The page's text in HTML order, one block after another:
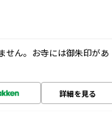
せん。お寺には御朱印があ
詳細を見る